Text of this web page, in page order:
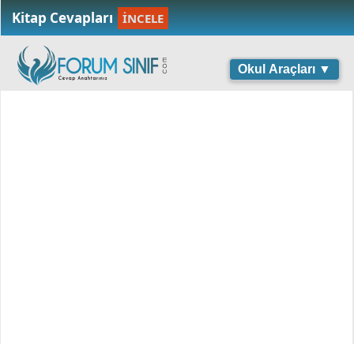
Kitap Cevapları İNCELE
Okul Araçları ▼